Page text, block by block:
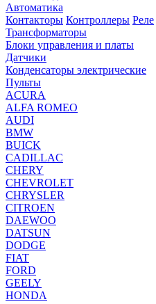
Автоматика
Контакторы Контроллеры Реле
Трансформаторы
Блоки управления и платы
Датчики
Конденсаторы электрические
Пульты
ACURA
ALFA ROMEO
AUDI
BMW
BUICK
CADILLAC
CHERY
CHEVROLET
CHRYSLER
CITROEN
DAEWOO
DATSUN
DODGE
FIAT
FORD
GEELY
HONDA